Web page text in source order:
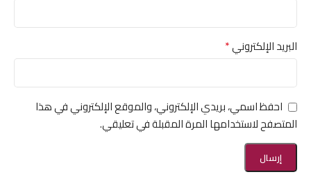
البريد الإلكتروني*
احفظ اسمي، بريدي الإلكتروني، والموقع الإلكتروني في هذا
المتصفح لاستخدامها المرة المقبلة في تعليقي.